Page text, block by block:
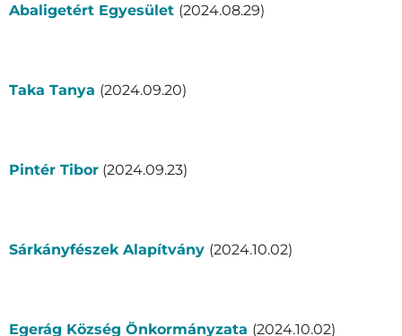
Abaligetért Egyesület (2024.08.29)
Taka Tanya (2024.09.20)
Pintér Tibor (2024.09.23)
Sárkányfészek Alapítvány (2024.10.02)
Egerág Község Önkormányzata (2024.10.02)